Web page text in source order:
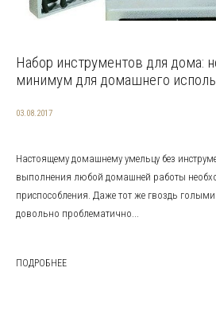
Набор инструментов для дома:
минимум для домашнего
03.08.2017
Настоящему домашнему умельцу без
выполнения любой домашней работы
приспособления. Даже тот же гвоздь
довольно проблематично...
ПОДРОБНЕЕ